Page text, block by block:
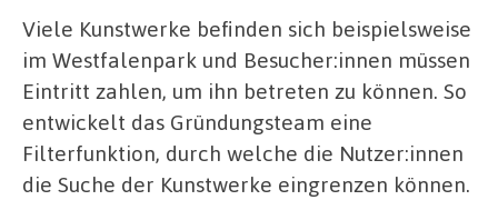
Viele Kunstwerke befinden sich beispielsweise
im Westfalenpark und Besucher:innen müssen
Eintritt zahlen, um ihn betreten zu können. So
entwickelt das Gründungsteam eine
Filterfunktion, durch welche die Nutzer:innen
die Suche der Kunstwerke eingrenzen können.